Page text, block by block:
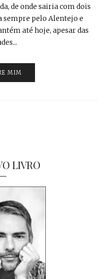
de onde sairia com dois
sempre pelo Alentejo e
até hoje, apesar das
MIM
LIVRO